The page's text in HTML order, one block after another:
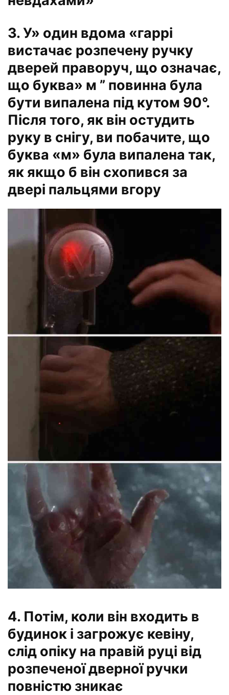
3. У» один вдома «гаррі
вистачає розпечену ручку
дверей праворуч, що означає,
що буква» м ” повинна була
бути випалена під кутом 90°.
Після того, як він остудить
руку в снігу, ви побачите, що
буква «м» була випалена так,
як якщо б він схопився за
двері пальцями вгору
4. Потім, коли він входить в
будинок і загрожує кевіну,
слід опіку на правій руці від
розпеченої дверної ручки
повністю зникає